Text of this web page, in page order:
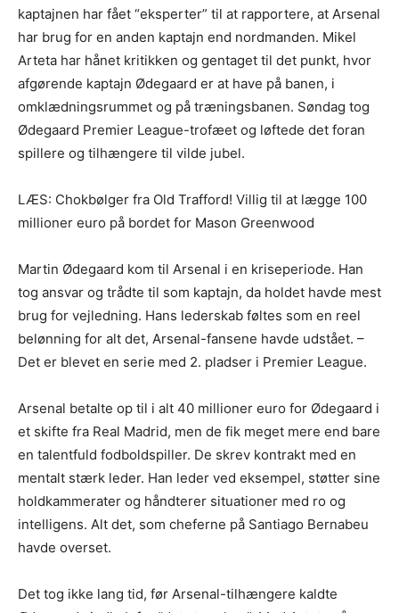
kaptajnen har fået “eksperter” til at rapportere, at Arsenal
har brug for en anden kaptajn end nordmanden. Mikel
Arteta har hånet kritikken og gentaget til det punkt, hvor
afgørende kaptajn Ødegaard er at have på banen, i
omklædningsrummet og på træningsbanen. Søndag tog
Ødegaard Premier League-trofæet og løftede det foran
spillere og tilhængere til vilde jubel.
LÆS: Chokbølger fra Old Trafford! Villig til at lægge 100
millioner euro på bordet for Mason Greenwood
Martin Ødegaard kom til Arsenal i en kriseperiode. Han
tog ansvar og trådte til som kaptajn, da holdet havde mest
brug for vejledning. Hans lederskab føltes som en reel
belønning for alt det, Arsenal-fansene havde udstået. –
Det er blevet en serie med 2. pladser i Premier League.
Arsenal betalte op til i alt 40 millioner euro for Ødegaard i
et skifte fra Real Madrid, men de fik meget mere end bare
en talentfuld fodboldspiller. De skrev kontrakt med en
mentalt stærk leder. Han leder ved eksempel, støtter sine
holdkammerater og håndterer situationer med ro og
intelligens. Alt det, som cheferne på Santiago Bernabeu
havde overset.
Det tog ikke lang tid, før Arsenal-tilhængere kaldte